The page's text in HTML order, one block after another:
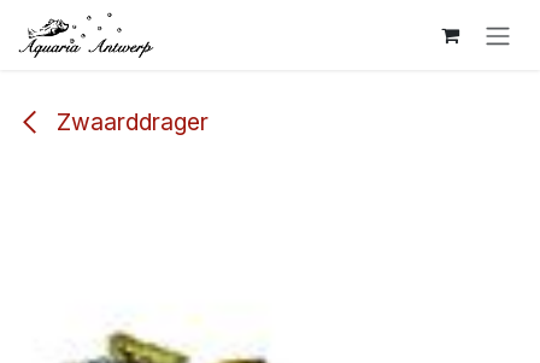
Overslaan naar inhoud
Zwaarddrager